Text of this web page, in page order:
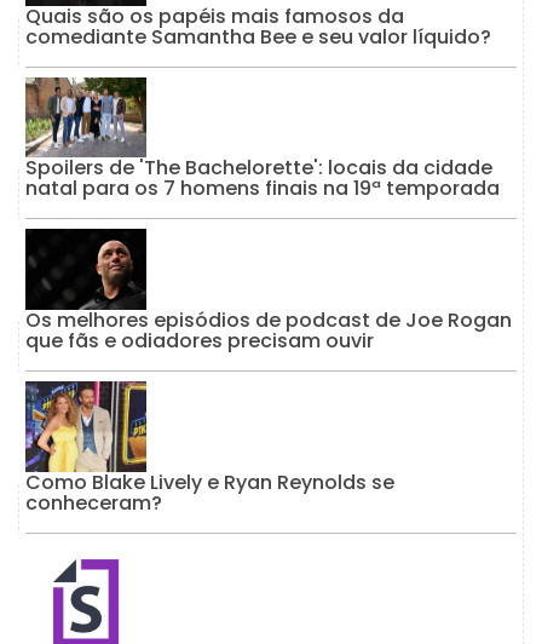
Quais são os papéis mais famosos da
comediante Samantha Bee e seu valor líquido?
Spoilers de 'The Bachelorette': locais da cidade
natal para os 7 homens finais na 19ª temporada
Os melhores episódios de podcast de Joe Rogan
que fãs e odiadores precisam ouvir
Como Blake Lively e Ryan Reynolds se
conheceram?